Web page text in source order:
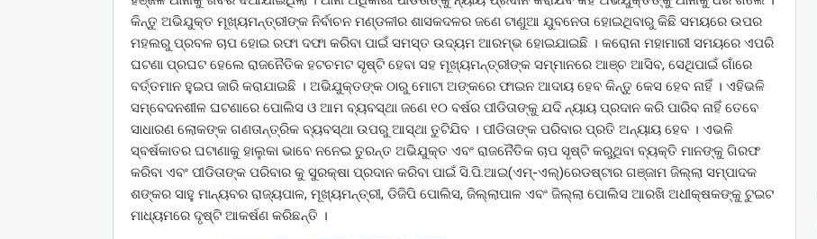
କିନ୍ତୁ ଅଭିଯୁକ୍ତ ମୂଖ୍ୟମନ୍ତ୍ରୀଙ୍କ ନିର୍ବାଚନ ମଣ୍ଡଳୀର ଶାସକଦଳର ଜଣେ ଟାଣୁଆ ଯୁବନେତା ହୋଇଥିବାରୁ କିଛି ସମୟରେ ଉପର
ମହଲରୁ ପ୍ରବଳ ଚାପ ହୋଇ ରଫା ଦଫା କରିବା ପାଇଁ ସମସ୍ତ ଉଦ୍ୟମ ଆରମ୍ଭ ହୋଇଯାଇଛି । କରୋନା ମହାମାରୀ ସମୟରେ ଏପରି
ଘଟଣା ପ୍ରଘଟ ହେଲେ ରାଜନୈତିକ ହଟଚମଟ ସୃଷ୍ଟି ହେବା ସହ ମୂଖ୍ୟମନ୍ତ୍ରୀଙ୍କ ସମ୍ମାନରେ ଆଞ୍ଚ ଆସିବ, ସେଥିପାଇଁ ଗାଁରେ
ବର୍ତ୍ତମାନ ହୁଇପ ଜାରି କରାଯାଇଛି । ଅଭିଯୁକ୍ତଙ୍କ ଠାରୁ ମୋଟା ଅଙ୍କରେ ଫାଇନ ଆଦାୟ ହେବ କିନ୍ତୁ କେସ ହେବ ନାହିଁ । ଏହିଭଳି
ସମ୍ବେଦନଶୀଳ ଘଟଣାରେ ପୋଲିସ ଓ ଆମ ବ୍ୟବସ୍ଥା ଜଣେ ୧୦ ବର୍ଷର ପୀଡିତାଙ୍କୁ ଯଦି ନ୍ୟାୟ ପ୍ରଦାନ କରି ପାରିବ ନାହିଁ ତେବେ
ସାଧାରଣ ଲୋକଙ୍କ ଗଣତାନ୍ତ୍ରିକ ବ୍ୟବସ୍ଥା ଉପରୁ ଆସ୍ଥା ତୁଟିଯିବ । ପୀଡିତାଙ୍କ ପରିବାର ପ୍ରତି ଅନ୍ୟାୟ ହେବ । ଏଭଳି
ସ୍ବର୍ଷକାତର ଘଟାଣାକୁ ହାଲୁକା ଭାବେ ନନେଇ ତୁରନ୍ତ ଅଭିଯୁକ୍ତ ଏବଂ ରାଜନୈତିକ ଚାପ ସୃଷ୍ଟି କରୁଥିବା ବ୍ୟକ୍ତି ମାନଙ୍କୁ ଗିରଫ
କରିବା ଏବଂ ପୀଡିତାଙ୍କ ପରିବାର କୁ ସୁରକ୍ଷା ପ୍ରଦାନ କରିବା ପାଇଁ ସି.ପି.ଆଇ(ଏମ୍-ଏଲ୍)ରେଡଷ୍ଟାର ଗଞ୍ଜାମ ଜିଲ୍ଲା ସମ୍ପାଦକ
ଶଙ୍କର ସାହୁ ମାନ୍ୟବର ରାଜ୍ୟପାଳ, ମୂଖ୍ୟମନ୍ତ୍ରୀ, ଡିଜିପି ପୋଲିସ, ଜିଲ୍ଲାପାଳ ଏବଂ ଜିଲ୍ଲା ପୋଲିସ ଆରଖି ଅଧୀକ୍ଷକଙ୍କୁ ଟୁଇଟ
ମାଧ୍ୟମରେ ଦୃଷ୍ଟି ଆକର୍ଷଣ କରିଛନ୍ତି ।